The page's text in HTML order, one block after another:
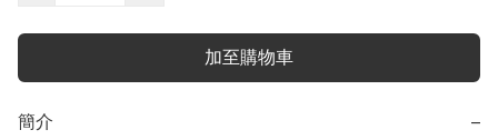
加至購物車
簡介 −